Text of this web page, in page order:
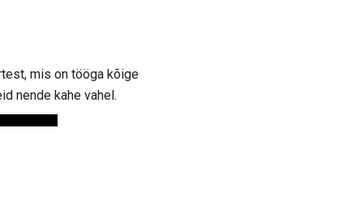
mis on tööga kõige
nende kahe vahel.